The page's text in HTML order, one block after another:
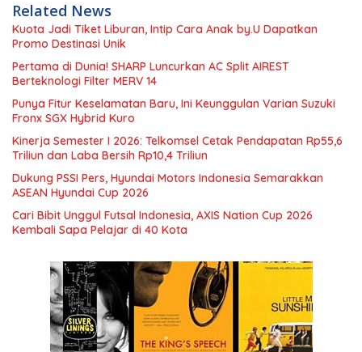
Related News
Kuota Jadi Tiket Liburan, Intip Cara Anak by.U Dapatkan
Promo Destinasi Unik
Pertama di Dunia! SHARP Luncurkan AC Split AIREST
Berteknologi Filter MERV 14
Punya Fitur Keselamatan Baru, Ini Keunggulan Varian Suzuki
Fronx SGX Hybrid Kuro
Kinerja Semester I 2026: Telkomsel Cetak Pendapatan Rp55,6
Triliun dan Laba Bersih Rp10,4 Triliun
Dukung PSSI Pers, Hyundai Motors Indonesia Semarakkan
ASEAN Hyundai Cup 2026
Cari Bibit Unggul Futsal Indonesia, AXIS Nation Cup 2026
Kembali Sapa Pelajar di 40 Kota